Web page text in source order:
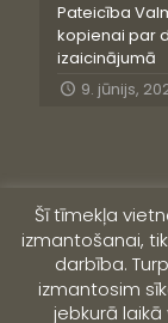
Pateicība
kopienai par
izaicinājumā
9. jūnijs,
©
Šī tīmekļa
izmantošanai,
darbība.
izmantosim
jebkurā